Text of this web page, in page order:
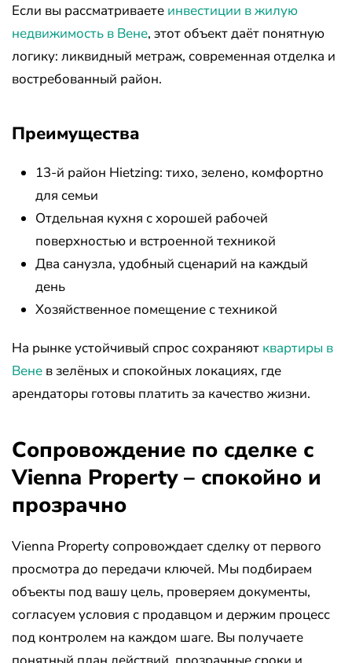
Если вы рассматриваете инвестиции в жилую
недвижимость в Вене, этот объект даёт понятную
логику: ликвидный метраж, современная отделка и
востребованный район.
Преимущества
13-й район Hietzing: тихо, зелено, комфортно
для семьи
Отдельная кухня с хорошей рабочей
поверхностью и встроенной техникой
Два санузла, удобный сценарий на каждый
день
Хозяйственное помещение с техникой
На рынке устойчивый спрос сохраняют квартиры в
Вене в зелёных и спокойных локациях, где
арендаторы готовы платить за качество жизни.
Сопровождение по сделке с
Vienna Property – спокойно и
прозрачно
Vienna Property сопровождает сделку от первого
просмотра до передачи ключей. Мы подбираем
объекты под вашу цель, проверяем документы,
согласуем условия с продавцом и держим процесс
под контролем на каждом шаге. Вы получаете